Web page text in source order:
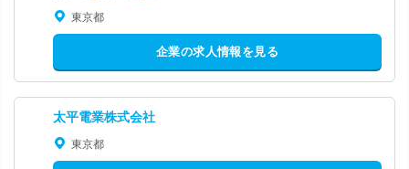
東京都
企業の求人情報を見る
太平電業株式会社
東京都